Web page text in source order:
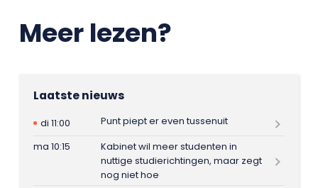
Meer lezen?
Laatste nieuws
di 11:00
Punt piept er even tussenuit
ma 10:15
Kabinet wil meer studenten in
nuttige studierichtingen, maar zegt
nog niet hoe